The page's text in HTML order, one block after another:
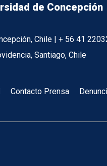
de Concepción
Chile | + 56 41
Santiago, Chile
Contacto Prensa